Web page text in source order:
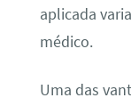
aplicada
médico.
Uma das